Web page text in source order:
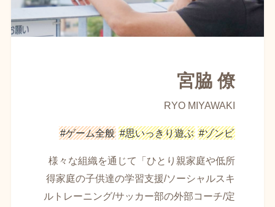
宮脇 僚
RYO MIYAWAKI
#ゲーム全般 #思いっきり遊ぶ #ゾンビ
様々な組織を通じて「ひとり親家庭や低所
得家庭の子供達の学習支援/ソーシャルスキ
ルトレーニング/サッカー部の外部コーチ/定